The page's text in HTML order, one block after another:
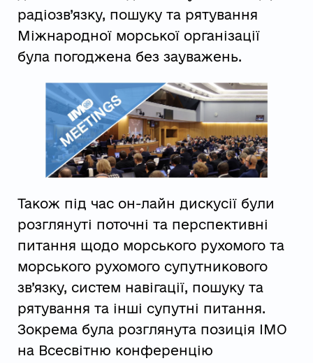
радіозв’язку, пошуку та рятування
Міжнародної морської організації
була погоджена без зауважень.
Також під час он-лайн дискусії були
розглянуті поточні та перспективні
питання щодо морського рухомого та
морського рухомого супутникового
зв’язку, систем навігації, пошуку та
рятування та інші супутні питання.
Зокрема була розглянута позиція ІМО
на Всесвітню конференцію